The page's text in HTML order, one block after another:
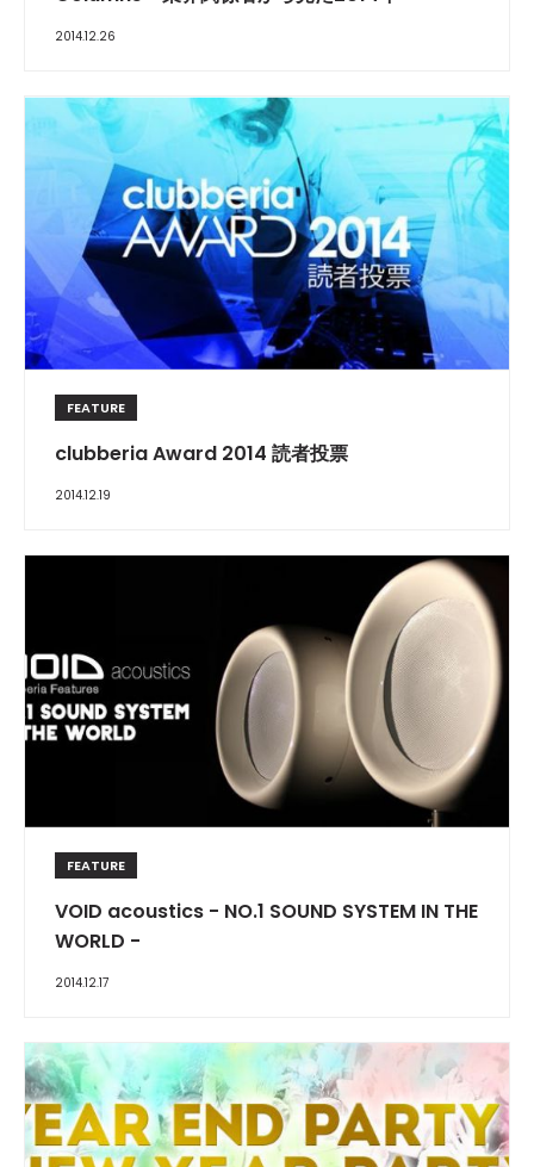
2014.12.26
FEATURE
clubberia Award 2014 読者投票
2014.12.19
FEATURE
VOID acoustics - NO.1 SOUND SYSTEM IN THE
WORLD -
2014.12.17